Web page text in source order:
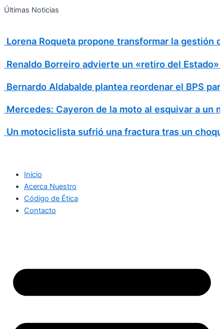
Ir
Últimas Noticias
Lorena Roqueta propone transformar la gestión
Renaldo Borreiro advierte un «retiro del
Bernardo Aldabalde plantea reordenar el BPS
Mercedes: Cayeron de la moto al esquivar a un
Un motociclista sufrió una fractura tras un
Inicio
Acerca Nuestro
Código de Ética
Contacto
Search